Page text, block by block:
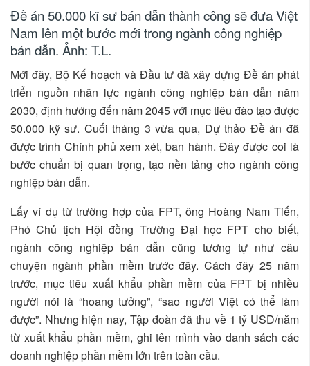
Đề án 50.000 kĩ sư bán dẫn thành công sẽ đưa Việt
Nam lên một bước mới trong ngành công nghiệp
bán dẫn. Ảnh: T.L.
Mới đây, Bộ Kế hoạch và Đầu tư đã xây dựng Đề án phát
triển nguồn nhân lực ngành công nghiệp bán dẫn năm
2030, định hướng đến năm 2045 với mục tiêu đào tạo được
50.000 kỹ sư. Cuối tháng 3 vừa qua, Dự thảo Đề án đã
được trình Chính phủ xem xét, ban hành. Đây được coi là
bước chuẩn bị quan trọng, tạo nền tảng cho ngành công
nghiệp bán dẫn.
Lấy ví dụ từ trường hợp của FPT, ông Hoàng Nam Tiến,
Phó Chủ tịch Hội đồng Trường Đại học FPT cho biết,
ngành công nghiệp bán dẫn cũng tương tự như câu
chuyện ngành phần mềm trước đây. Cách đây 25 năm
trước, mục tiêu xuất khẩu phần mềm của FPT bị nhiều
người nói là “hoang tưởng”, “sao người Việt có thể làm
được”. Nhưng hiện nay, Tập đoàn đã thu về 1 tỷ USD/năm
từ xuất khẩu phần mềm, ghi tên mình vào danh sách các
doanh nghiệp phần mềm lớn trên toàn cầu.